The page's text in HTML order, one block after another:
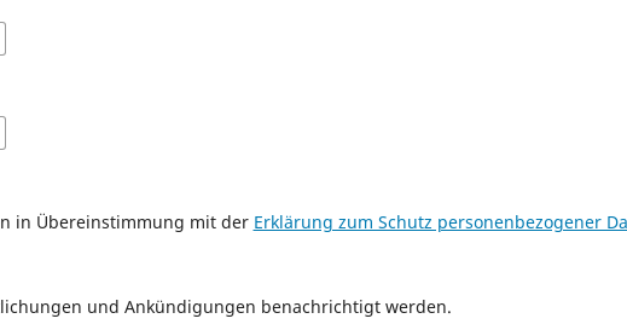
in Übereinstimmung mit der Erklärung zum Schutz personenbezogener
und Ankündigungen benachrichtigt werden.